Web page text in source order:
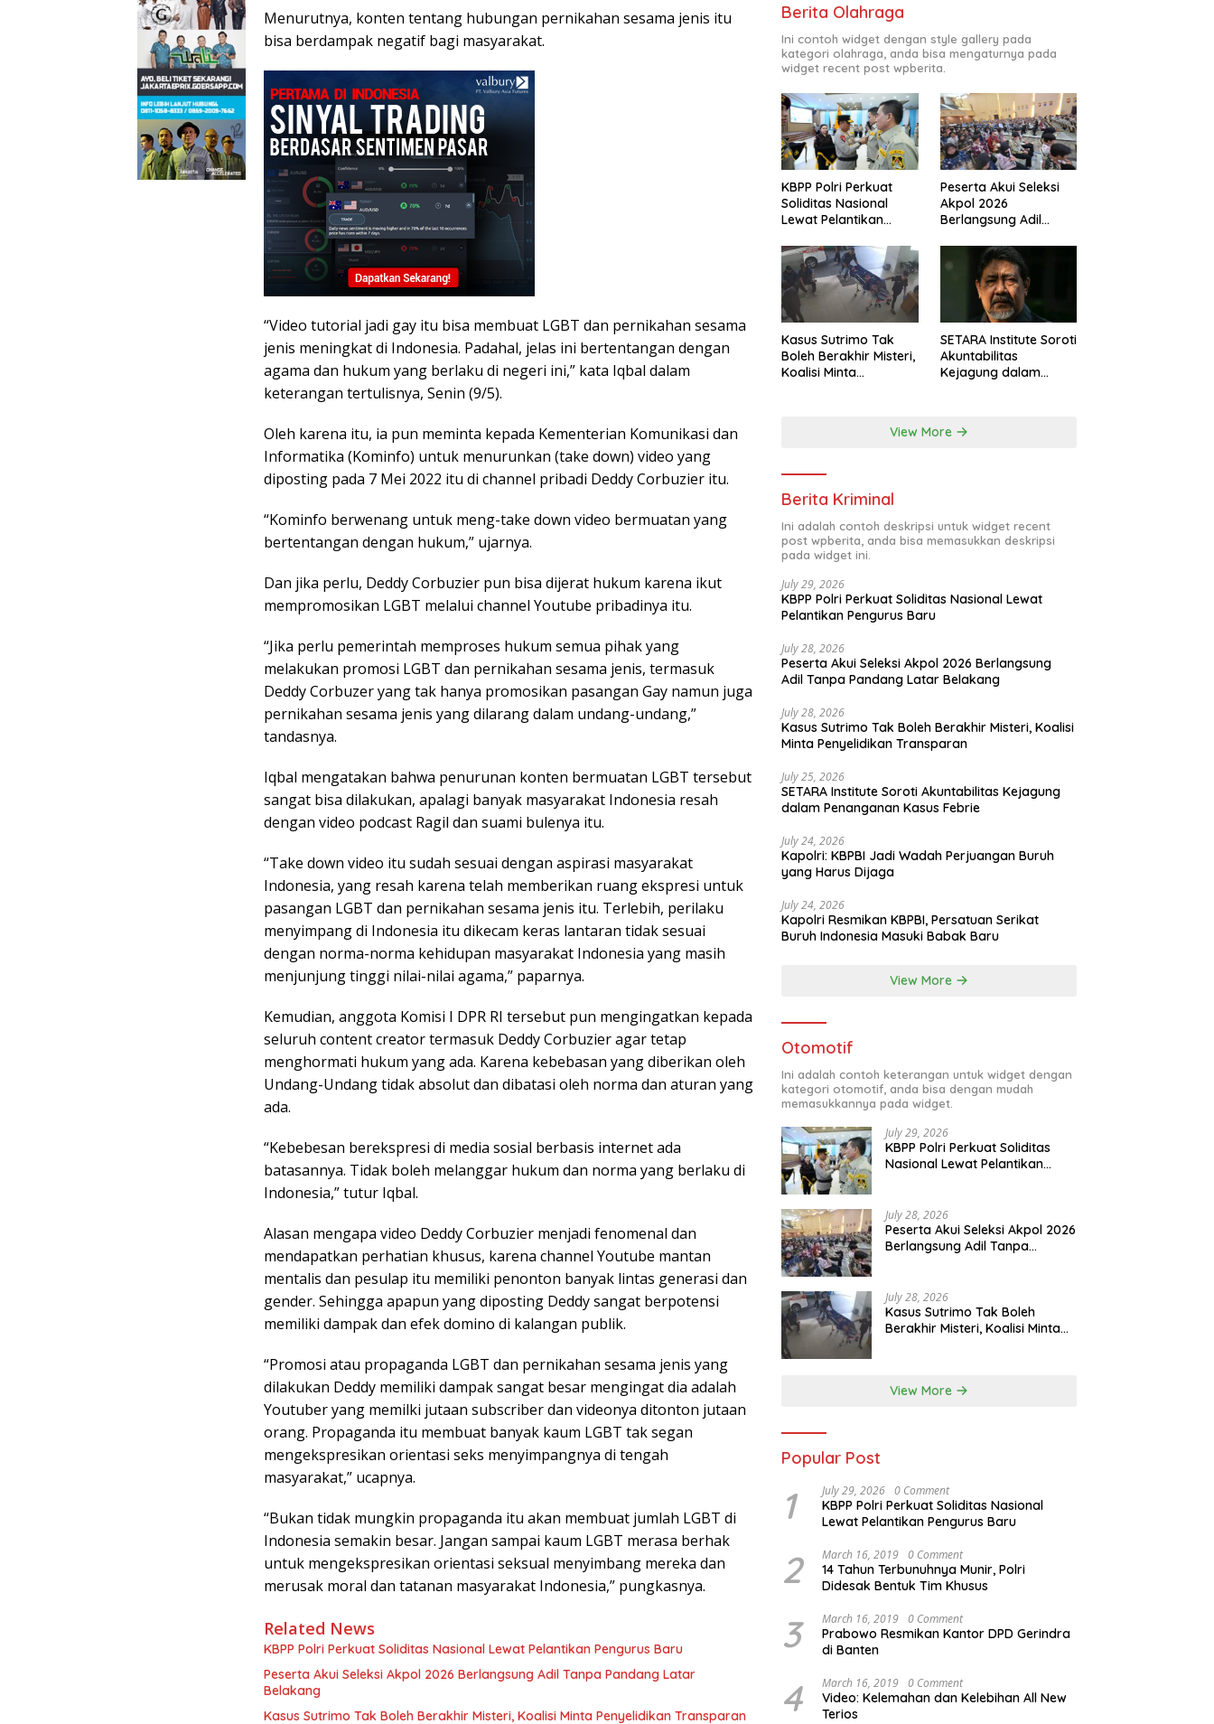
Menurutnya, konten tentang hubungan pernikahan sesama jenis itu
bisa berdampak negatif bagi masyarakat.
“Video tutorial jadi gay itu bisa membuat LGBT dan pernikahan sesama
jenis meningkat di Indonesia. Padahal, jelas ini bertentangan dengan
agama dan hukum yang berlaku di negeri ini,” kata Iqbal dalam
keterangan tertulisnya, Senin (9/5).
Oleh karena itu, ia pun meminta kepada Kementerian Komunikasi dan
Informatika (Kominfo) untuk menurunkan (take down) video yang
diposting pada 7 Mei 2022 itu di channel pribadi Deddy Corbuzier itu.
“Kominfo berwenang untuk meng-take down video bermuatan yang
bertentangan dengan hukum,” ujarnya.
Dan jika perlu, Deddy Corbuzier pun bisa dijerat hukum karena ikut
mempromosikan LGBT melalui channel Youtube pribadinya itu.
“Jika perlu pemerintah memproses hukum semua pihak yang
melakukan promosi LGBT dan pernikahan sesama jenis, termasuk
Deddy Corbuzer yang tak hanya promosikan pasangan Gay namun juga
pernikahan sesama jenis yang dilarang dalam undang-undang,”
tandasnya.
Iqbal mengatakan bahwa penurunan konten bermuatan LGBT tersebut
sangat bisa dilakukan, apalagi banyak masyarakat Indonesia resah
dengan video podcast Ragil dan suami bulenya itu.
“Take down video itu sudah sesuai dengan aspirasi masyarakat
Indonesia, yang resah karena telah memberikan ruang ekspresi untuk
pasangan LGBT dan pernikahan sesama jenis itu. Terlebih, perilaku
menyimpang di Indonesia itu dikecam keras lantaran tidak sesuai
dengan norma-norma kehidupan masyarakat Indonesia yang masih
menjunjung tinggi nilai-nilai agama,” paparnya.
Kemudian, anggota Komisi I DPR RI tersebut pun mengingatkan kepada
seluruh content creator termasuk Deddy Corbuzier agar tetap
menghormati hukum yang ada. Karena kebebasan yang diberikan oleh
Undang-Undang tidak absolut dan dibatasi oleh norma dan aturan yang
ada.
“Kebebesan berekspresi di media sosial berbasis internet ada
batasannya. Tidak boleh melanggar hukum dan norma yang berlaku di
Indonesia,” tutur Iqbal.
Alasan mengapa video Deddy Corbuzier menjadi fenomenal dan
mendapatkan perhatian khusus, karena channel Youtube mantan
mentalis dan pesulap itu memiliki penonton banyak lintas generasi dan
gender. Sehingga apapun yang diposting Deddy sangat berpotensi
memiliki dampak dan efek domino di kalangan publik.
“Promosi atau propaganda LGBT dan pernikahan sesama jenis yang
dilakukan Deddy memiliki dampak sangat besar mengingat dia adalah
Youtuber yang memilki jutaan subscriber dan videonya ditonton jutaan
orang. Propaganda itu membuat banyak kaum LGBT tak segan
mengekspresikan orientasi seks menyimpangnya di tengah
masyarakat,” ucapnya.
“Bukan tidak mungkin propaganda itu akan membuat jumlah LGBT di
Indonesia semakin besar. Jangan sampai kaum LGBT merasa berhak
untuk mengekspresikan orientasi seksual menyimbang mereka dan
merusak moral dan tatanan masyarakat Indonesia,” pungkasnya.
Related News
KBPP Polri Perkuat Soliditas Nasional Lewat Pelantikan Pengurus Baru
Peserta Akui Seleksi Akpol 2026 Berlangsung Adil Tanpa Pandang Latar
Belakang
Kasus Sutrimo Tak Boleh Berakhir Misteri, Koalisi Minta Penyelidikan Transparan
Berita Olahraga
Ini contoh widget dengan style gallery pada
kategori olahraga, anda bisa mengaturnya pada
widget recent post wpberita.
KBPP Polri Perkuat
Soliditas Nasional
Lewat Pelantikan
Peserta Akui Seleksi
Akpol 2026
Berlangsung Adil
Belakang
Kasus Sutrimo Tak
Boleh Berakhir Misteri,
Koalisi Minta
SETARA Institute Soroti
Akuntabilitas
Kejagung dalam
View More
Berita Kriminal
Ini adalah contoh deskripsi untuk widget recent
post wpberita, anda bisa memasukkan deskripsi
pada widget ini.
July 29, 2026
KBPP Polri Perkuat Soliditas Nasional Lewat
Pelantikan Pengurus Baru
July 28, 2026
Peserta Akui Seleksi Akpol 2026 Berlangsung
Adil Tanpa Pandang Latar Belakang
July 28, 2026
Kasus Sutrimo Tak Boleh Berakhir Misteri, Koalisi
Minta Penyelidikan Transparan
July 25, 2026
SETARA Institute Soroti Akuntabilitas Kejagung
dalam Penanganan Kasus Febrie
July 24, 2026
Kapolri: KBPBI Jadi Wadah Perjuangan Buruh
yang Harus Dijaga
July 24, 2026
Kapolri Resmikan KBPBI, Persatuan Serikat
Buruh Indonesia Masuki Babak Baru
View More
Otomotif
Ini adalah contoh keterangan untuk widget dengan
kategori otomotif, anda bisa dengan mudah
memasukkannya pada widget.
July 29, 2026
KBPP Polri Perkuat Soliditas
Nasional Lewat Pelantikan
July 28, 2026
Peserta Akui Seleksi Akpol 2026
Berlangsung Adil Tanpa
July 28, 2026
Kasus Sutrimo Tak Boleh
Berakhir Misteri, Koalisi Minta
View More
Popular Post
1 July 29, 2026 0 Comment
KBPP Polri Perkuat Soliditas Nasional
Lewat Pelantikan Pengurus Baru
2 March 16, 2019 0 Comment
14 Tahun Terbunuhnya Munir, Polri
Didesak Bentuk Tim Khusus
3 March 16, 2019 0 Comment
Prabowo Resmikan Kantor DPD Gerindra
di Banten
4 March 16, 2019 0 Comment
Video: Kelemahan dan Kelebihan All New
Terios